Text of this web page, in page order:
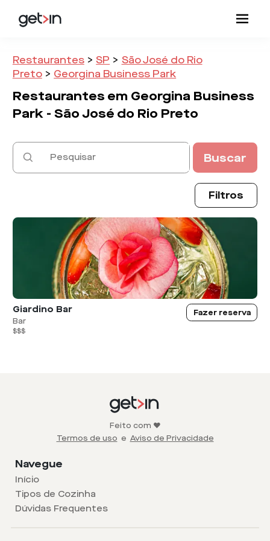
Restaurantes > SP > São José do Rio
Preto > Georgina Business Park
Restaurantes em Georgina Business
Park - São José do Rio Preto
Buscar
Filtros
Giardino Bar
Bar
$$$
Fazer reserva
Feito com ❤️
Termos de uso e Aviso de Privacidade
Navegue
Início
Tipos de Cozinha
Dúvidas Frequentes